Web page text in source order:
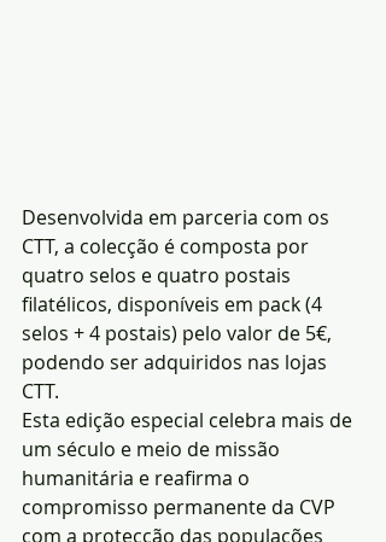
Desenvolvida em parceria com os
CTT, a colecção é composta por
quatro selos e quatro postais
filatélicos, disponíveis em pack (4
selos + 4 postais) pelo valor de 5€,
podendo ser adquiridos nas lojas
CTT.
Esta edição especial celebra mais de
um século e meio de missão
humanitária e reafirma o
compromisso permanente da CVP
com a protecção das populações